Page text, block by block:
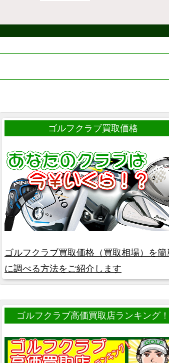
ゴルフクラブ買取価格
ゴルフクラブ買取価格（買取相場）を簡
に調べる方法をご紹介します
ゴルフクラブ高価買取店ランキング！